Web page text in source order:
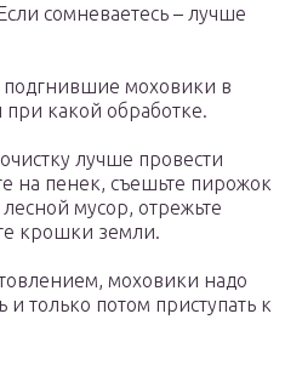
сомневаетесь – лучше
моховики в
при какой обработке.
лучше провести
на пенек, съешьте пирожок
мусор, отрежьте
крошки земли.
моховики надо
только потом приступать к